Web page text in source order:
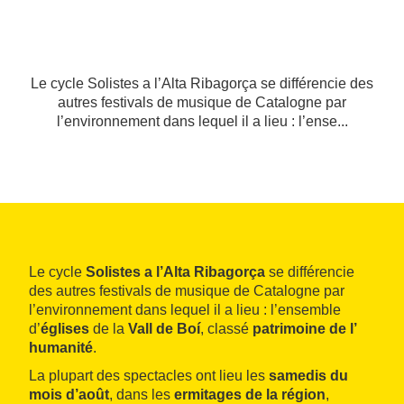
Le cycle Solistes a l’Alta Ribagorça se différencie des
autres festivals de musique de Catalogne par
l’environnement dans lequel il a lieu : l’ense...
Le cycle Solistes a l’Alta Ribagorça se différencie
des autres festivals de musique de Catalogne par
l’environnement dans lequel il a lieu : l’ensemble
d’églises de la Vall de Boí, classé patrimoine de l’
humanité.
La plupart des spectacles ont lieu les samedis du
mois d’août, dans les ermitages de la région,